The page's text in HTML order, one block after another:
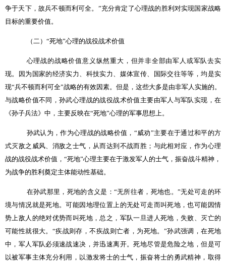
争于天下，故兵不顿而利可全。”充分肯定了心理战的胜利对实现国家战略
目标的重要价值。
（二）“死地”心理的战役战术价值
心理战的战略价值意义纵然重大，但并非全部由军人或军队去实
现。因为国家的经济实力、科技实力、媒体宣传、国际交往等等，均是实
现“兵不顿而利可全”战略的有效因素。但是，这些大多是由非军人实施的。
与战略价值不同，孙武心理战的战役战术价值主要由军人与军队实现，在
《孙子兵法》中，主要反映在“死地”心理的军事思想上。
孙武认为，作为心理战的战略价值，“威劝”主要在于通过和平的方
式灭敌之威风、消敌之士气，从而达到不战而胜；与此相对应，作为心理
战的战役战术价值，“死地”心理主要在于激发军人的士气，振奋战斗精神，
为战争的胜利奠定主体能动性基础。
在孙武那里，死地的含义是：“无所往者，死地也。”无处可走的环
境与情况就是死地。可能因地理位置上的无处可走而叫死地，也可能因情
势上敌人的绝对优势而叫死地，总之，军队一旦进人死地，失败、灭亡的
可能性就很大。“疾战则存，不疾战则亡者，为死地。”孙武强调，在死地
中，军人军队必须速战速决，并迅速离开。死地尽管是危险之地，但是可
以被军事主体充分利用，以激发将士的士气，振奋将士的勇武精神，取得